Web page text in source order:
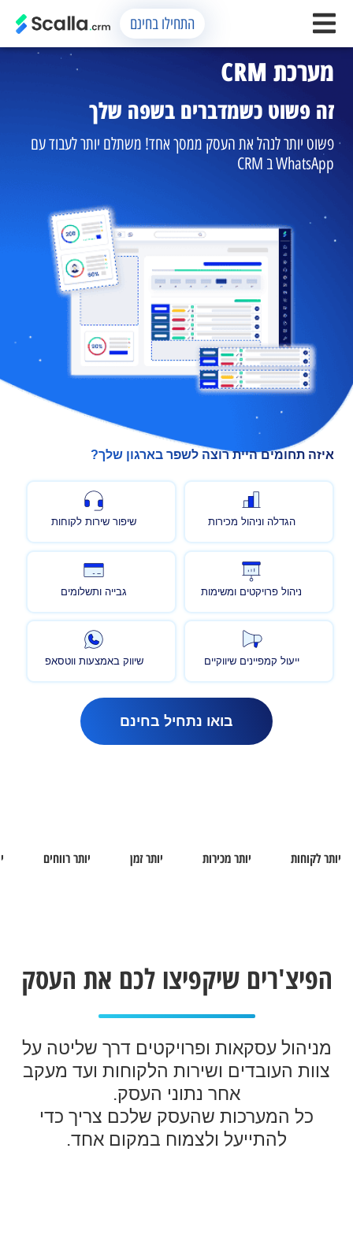
התחילו בחינם
מערכת CRM
זה פשוט כשמדברים בשפה שלך
פשוט יותר לנהל את העסק ממסך אחד! משתלם יותר לעבוד עם
WhatsApp ב CRM
איזה תחומים היית רוצה לשפר בארגון שלך?
הגדלה וניהול מכירות שיפור שירות לקוחות
ניהול פרויקטים ומשימות גבייה ותשלומים
ייעול קמפיינים שיווקיים שיווק באמצעות ווטסאפ
בואו נתחיל בחינם
יותר לקוחות יותר מכירות יותר זמן יותר רווחים
הפיצ'רים שיקפיצו לכם את העסק
מניהול עסקאות ופרויקטים דרך שליטה על
צוות העובדים ושירות הלקוחות ועד מעקב
אחר נתוני העסק.
כל המערכות שהעסק שלכם צריך כדי
להתייעל ולצמוח במקום אחד.